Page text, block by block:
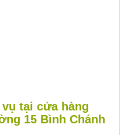
tại cửa hàng
15 Bình Chánh